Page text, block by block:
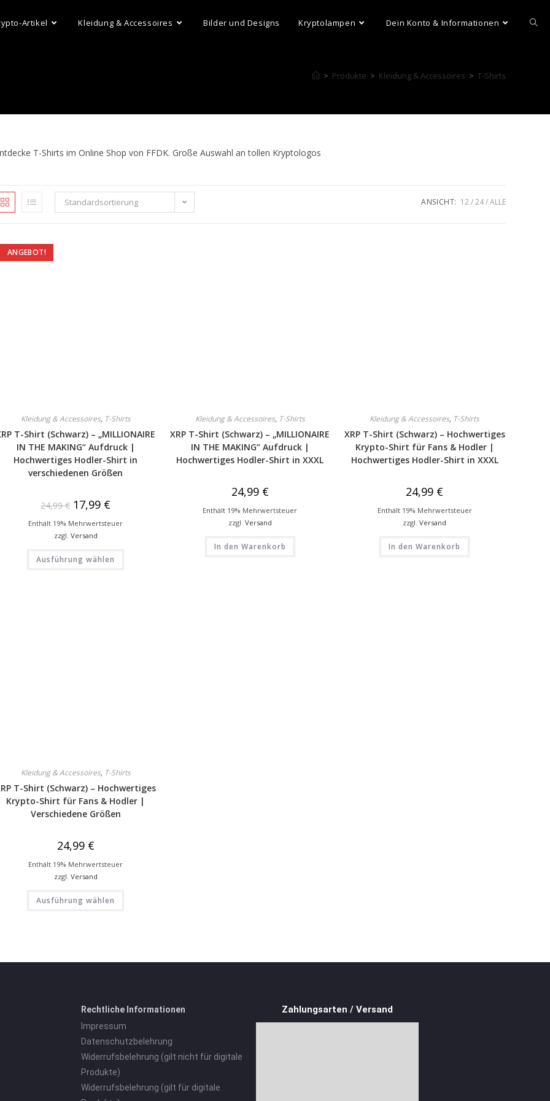
Artikel Kleidung & Accessoires Bilder und Designs Kryptolampen Dein Konto & Informationen
> Produkte > Kleidung & Accessoires > T-Shirts
T-Shirts im Online Shop von FFDK. Große Auswahl an tollen Kryptologos
Standardsortierung ANSICHT: 12 24 ALLE
ANGEBOT!
Kleidung & Accessoires, T-Shirts
T-Shirt (Schwarz) – „MILLIONAIRE
IN THE MAKING“ Aufdruck |
Hochwertiges Hodler-Shirt in
verschiedenen Größen
24,99€ 17,99 €
Enthält 19% Mehrwertsteuer
zzgl. Versand
Ausführung wählen
Kleidung & Accessoires, T-Shirts
XRP T-Shirt (Schwarz) – „MILLIONAIRE
IN THE MAKING“ Aufdruck |
Hochwertiges Hodler-Shirt in XXXL
24,99 €
Enthält 19% Mehrwertsteuer
zzgl. Versand
In den Warenkorb
Kleidung & Accessoires, T-Shirts
XRP T-Shirt (Schwarz) – Hochwertiges
Krypto-Shirt für Fans & Hodler |
Hochwertiges Hodler-Shirt in XXXL
24,99 €
Enthält 19% Mehrwertsteuer
zzgl.Versand
In den Warenkorb
Kleidung & Accessoires, T-Shirts
T-Shirt (Schwarz) – Hochwertiges
Krypto-Shirt für Fans & Hodler |
Verschiedene Größen
24,99 €
Enthält 19% Mehrwertsteuer
zzgl. Versand
Ausführung wählen
Rechtliche Informationen
Impressum
Datenschutzbelehrung
Widerrufsbelehrung (gilt nicht für digitale
Produkte)
Widerrufsbelehrung (gilt für digitale
Zahlungsarten / Versand